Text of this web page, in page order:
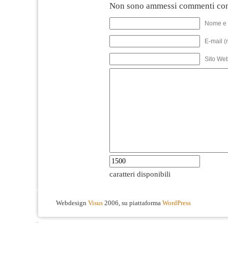
Non sono ammessi commenti
Nome
E-mail
Sito
caratteri disponibili
Webdesign Visus 2006, su piattaforma WordPress